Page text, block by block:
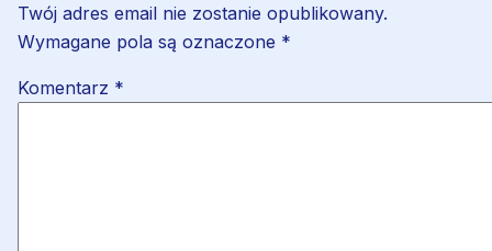
Twój adres email nie zostanie opublikowany.
Wymagane pola są oznaczone *
Komentarz *